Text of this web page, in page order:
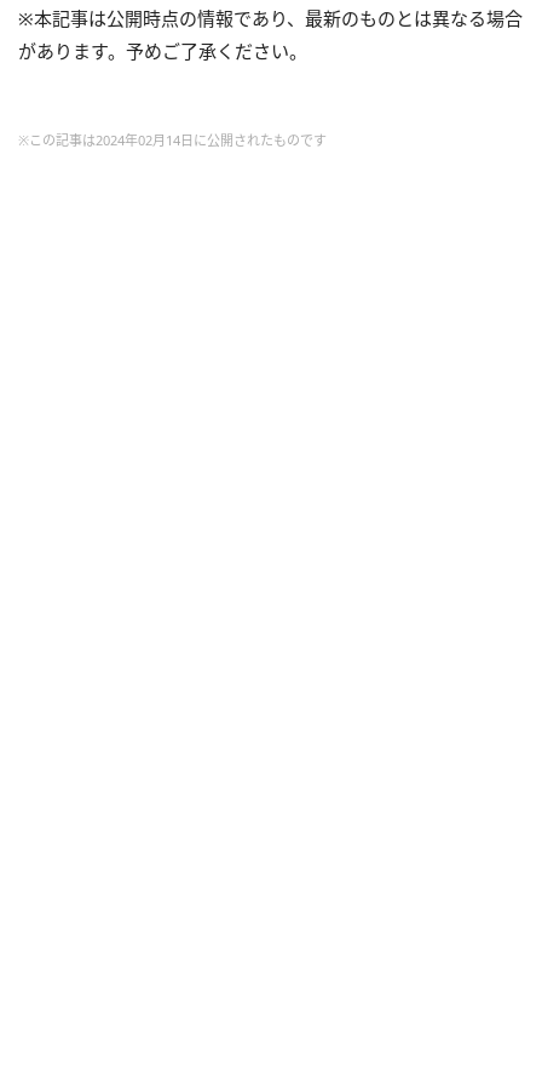
※本記事は公開時点の情報であり、最新のものとは異なる場合
があります。予めご了承ください。
※この記事は2024年02月14日に公開されたものです